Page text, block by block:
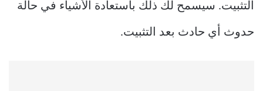
التثبيت. سيسمح لك ذلك باستعادة الأشياء في حالة
حدوث أي حادث بعد التثبيت.